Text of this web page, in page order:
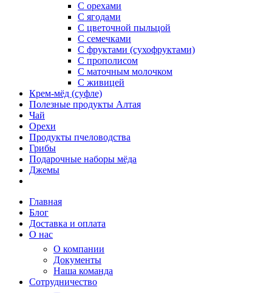
С орехами
С ягодами
С цветочной пыльцой
С семечками
С фруктами (сухофруктами)
С прополисом
С маточным молочком
С живицей
Крем-мёд (суфле)
Полезные продукты Алтая
Чай
Орехи
Продукты пчеловодства
Грибы
Подарочные наборы мёда
Джемы
Главная
Блог
Доставка и оплата
О нас
О компании
Документы
Наша команда
Сотрудничество